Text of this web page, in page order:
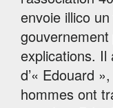
envoie illico
explications.
d’« Edouard
hommes ont